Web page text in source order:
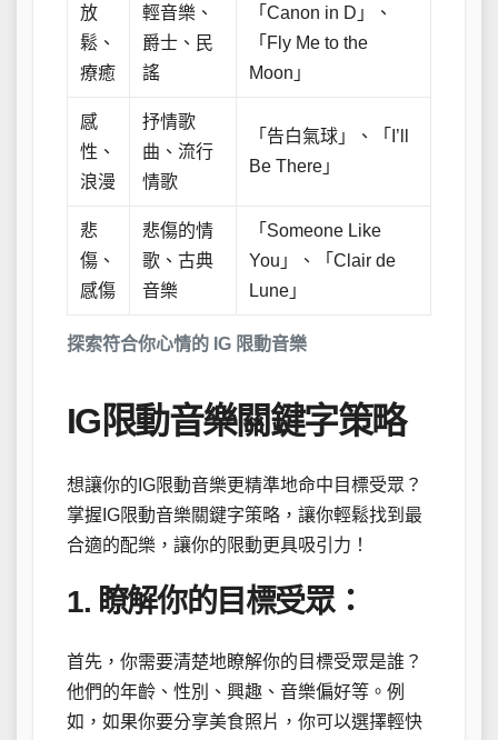
探索符合你心情的 IG 限動音樂
放
鬆、
療癒
輕音樂、
爵士、民
謠
「Canon in D」、
「Fly Me to the
Moon」
感
性、
浪漫
抒情歌
曲、流行
情歌
「告白氣球」、「I’ll
Be There」
悲
傷、
感傷
悲傷的情
歌、古典
音樂
「Someone Like
You」、「Clair de
Lune」
IG限動音樂關鍵字策略
想讓你的IG限動音樂更精準地命中目標受眾？
掌握IG限動音樂關鍵字策略，讓你輕鬆找到最
合適的配樂，讓你的限動更具吸引力！
1. 瞭解你的目標受眾：
首先，你需要清楚地瞭解你的目標受眾是誰？
他們的年齡、性別、興趣、音樂偏好等。例
如，如果你要分享美食照片，你可以選擇輕快